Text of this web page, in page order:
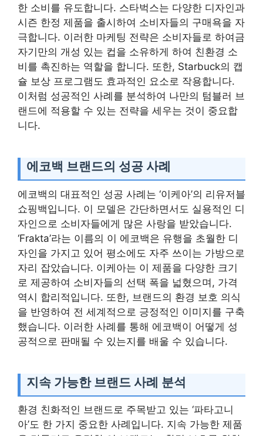
한 소비를 유도합니다. 스타벅스는 다양한 디자인과
시즌 한정 제품을 출시하여 소비자들의 구매욕을 자
극합니다. 이러한 마케팅 전략은 소비자들로 하여금
자기만의 개성 있는 컵을 소유하게 하여 친환경 소
비를 촉진하는 역할을 합니다. 또한, Starbuck의 캡
슐 보상 프로그램도 효과적인 요소로 작용합니다.
이처럼 성공적인 사례를 분석하여 나만의 텀블러 브
랜드에 적용할 수 있는 전략을 세우는 것이 중요합
니다.
에코백 브랜드의 성공 사례
에코백의 대표적인 성공 사례는 ‘이케아’의 리유저블
쇼핑백입니다. 이 모델은 간단하면서도 실용적인 디
자인으로 소비자들에게 많은 사랑을 받았습니다.
‘Frakta’라는 이름의 이 에코백은 유행을 초월한 디
자인을 가지고 있어 평소에도 자주 쓰이는 가방으로
자리 잡았습니다. 이케아는 이 제품을 다양한 크기
로 제공하여 소비자들의 선택 폭을 넓혔으며, 가격
역시 합리적입니다. 또한, 브랜드의 환경 보호 의식
을 반영하여 전 세계적으로 긍정적인 이미지를 구축
했습니다. 이러한 사례를 통해 에코백이 어떻게 성
공적으로 판매될 수 있는지를 배울 수 있습니다.
지속 가능한 브랜드 사례 분석
환경 친화적인 브랜드로 주목받고 있는 ‘파타고니
아’도 한 가지 중요한 사례입니다. 지속 가능한 제품